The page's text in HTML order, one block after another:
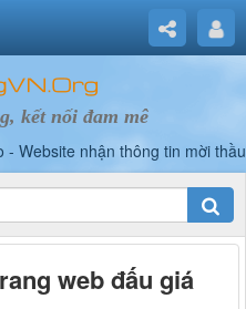
kết nối đam mê
web đấu giá